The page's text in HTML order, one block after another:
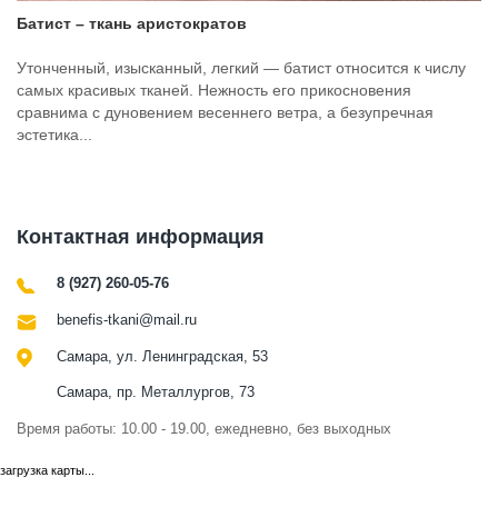
Батист – ткань аристократов
Утонченный, изысканный, легкий — батист относится к числу
самых красивых тканей. Нежность его прикосновения
сравнима с дуновением весеннего ветра, а безупречная
эстетика...
Контактная информация
8 (927) 260-05-76
benefis-tkani@mail.ru
Самара, ул. Ленинградская, 53
Самара, пр. Металлургов, 73
Время работы: 10.00 - 19.00, ежедневно, без выходных
загрузка карты...